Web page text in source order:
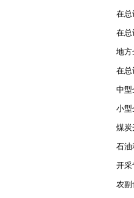
在总
在总
地方
在总
中型
小型
煤炭
石油
开采
农副